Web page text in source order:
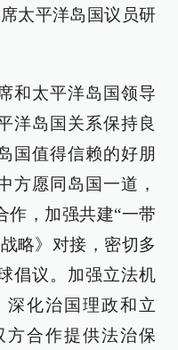
太平洋岛国议员研
和太平洋岛国领导
洋岛国关系保持良
国值得信赖的好朋
方愿同岛国一道，
作，加强共建“一带
略》对接，密切多
倡议。加强立法机
化治国理政和立
合作提供法治保